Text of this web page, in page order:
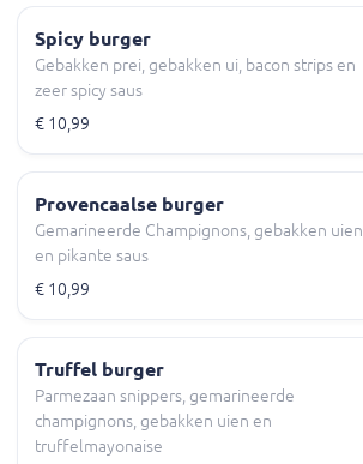
Spicy burger
Gebakken prei, gebakken ui, bacon strips en
zeer spicy saus
€ 10,99
Provencaalse burger
Gemarineerde Champignons, gebakken uien
en pikante saus
€ 10,99
Truffel burger
Parmezaan snippers, gemarineerde
champignons, gebakken uien en
truffelmayonaise